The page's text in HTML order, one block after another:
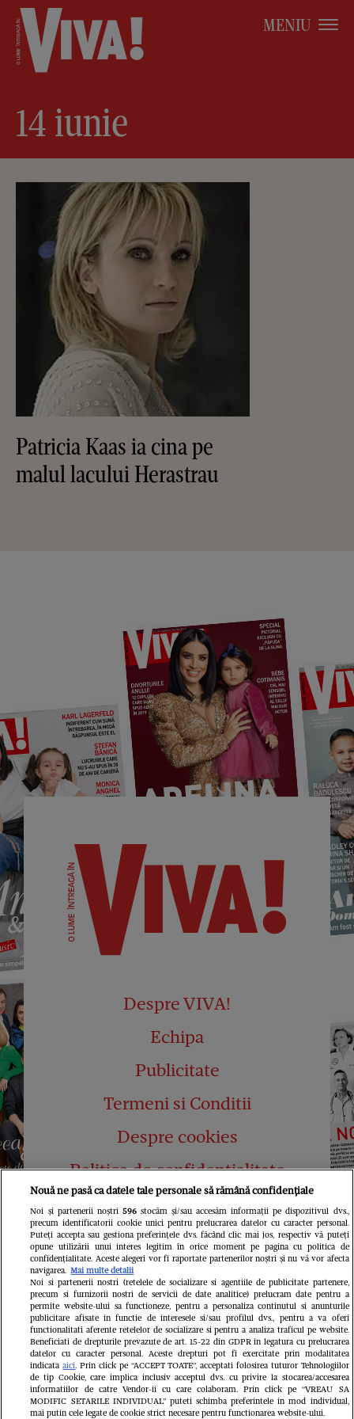
MENIU
14 iunie
Patricia Kaas ia cina pe
malul lacului Herastrau
Despre VIVA!
Echipa
Publicitate
Termeni si Conditii
Despre cookies
Politica de confidențialitate
Abonamente
Contact
Pariază responsabil! Decizia ONJN nr.
821/25.09.2025.
Jocurile de noroc sunt interzise minorilor.
LINKS
Nouă ne pasă ca datele tale personale să rămână confidențiale
Noi și partenerii noștri 596stocăm și/sau accesăm informații pe dispozitivul dvs.,
precum identificatorii cookie unici pentru prelucrarea datelor cu caracter personal.
Puteți accepta sau gestiona preferințele dvs. făcând clic mai jos, respectiv vă puteți
opune utilizării unui interes legitim în orice moment pe pagina cu politica de
confidențialitate. Aceste alegeri vor fi raportate partenerilor noștri și nu vă vor afecta
navigarea. Mai multe detalii
Noi si partenerii nostri (retelele de socializare si agentiile de publicitate partenere,
precum si furnizorii nostri de servicii de date analitice) prelucram date pentru a
permite website-ului sa functioneze, pentru a personaliza continutul si anunturile
publicitare afisate in functie de interesele si/sau profilul dvs., pentru a va oferi
functionalitati aferente retelelor de socializare si pentru a analiza traficul pe website.
Beneficiati de drepturile prevazute de art. 15-22 din GDPR in legatura cu prelucrarea
datelor cu caracter personal. Aceste drepturi pot fi exercitate prin modalitatea
indicataaici. Prin click pe “ACCEPT TOATE”, acceptati folosirea tuturor Tehnologiilor
de tip Cookie, care implica inclusiv acceptul dvs. cu privire la stocarea/accesarea
informatiilor de catre Vendor-ii cu care colaboram. Prin click pe “VREAU SA
MODIFIC SETARILE INDIVIDUAL” puteti schimba preferintele in mod individual,
mai putin cele legate de cookie strict necesare pentru functionarea website-ului.